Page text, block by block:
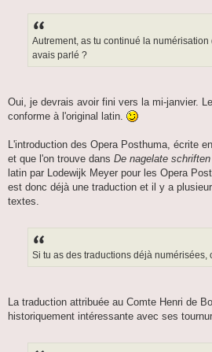
Autrement, as tu continué la
avais parlé ?
Oui, je devrais avoir fini vers la mi-janvier.
conforme à l'original latin.
L'introduction des Opera Posthuma, écrite
et que l'on trouve dans De nagelate schriften
latin par Lodewijk Meyer pour les Opera
est donc déjà une traduction et il y a
textes.
Si tu as des traductions déjà numérisées,
La traduction attribuée au Comte Henri de
historiquement intéressante avec ses